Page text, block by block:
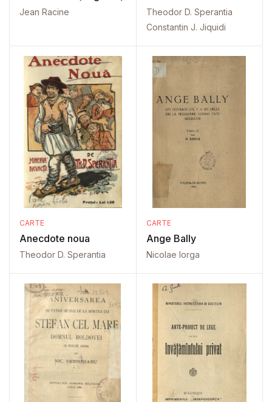
Jean Racine
Theodor D. Sperantia
Constantin J. Jiquidi
CARTE
Anecdote noua
Theodor D. Sperantia
CARTE
Ange Bally
Nicolae Iorga